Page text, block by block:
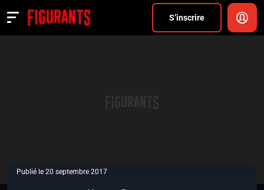
S’inscrire
Actualités
Publié le 20 septembre 2017